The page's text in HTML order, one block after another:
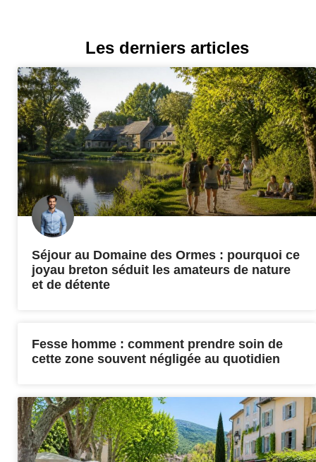
Les derniers articles
Séjour au Domaine des Ormes : pourquoi ce
joyau breton séduit les amateurs de nature
et de détente
Fesse homme : comment prendre soin de
cette zone souvent négligée au quotidien